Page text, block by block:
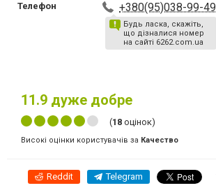
Телефон +380(95)038-99-49
Будь ласка, скажіть,
що дізналися номер
на сайті 6262.com.ua
11.9 дуже добре
(18 оцінок)
Високі оцінки користувачів за Качество
Reddit Telegram